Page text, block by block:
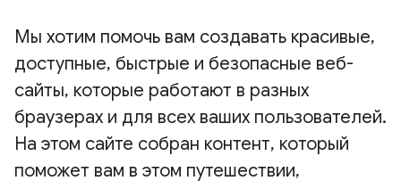
Мы хотим помочь вам создавать красивые,
доступные, быстрые и безопасные веб-
сайты, которые работают в разных
браузерах и для всех ваших пользователей.
На этом сайте собран контент, который
поможет вам в этом путешествии,